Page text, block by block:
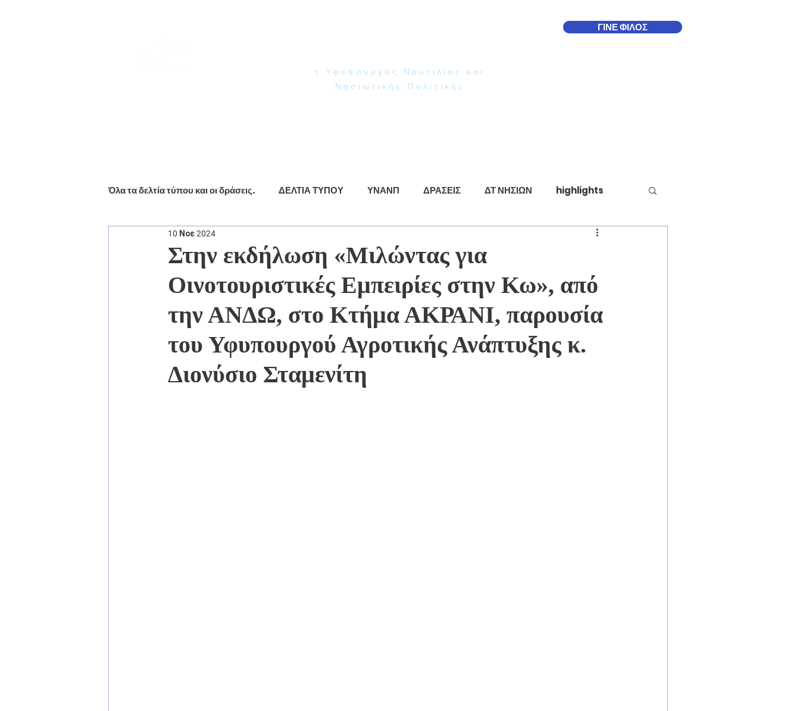
τ.Υφυπουργός Ναυτιλίας και
Νησιωτικής Πολιτικής
ΓΙΝΕ ΦΙΛΟΣ
Όλα τα δελτία τύπου και οι δράσεις. ΔΕΛΤΙΑ ΤΥΠΟΥ ΥΝΑΝΠ ΔΡΑΣΕΙΣ ΔΤ ΝΗΣΙΩΝ highlights
Στην εκδήλωση «Μιλώντας για
Οινοτουριστικές Εμπειρίες στην Κω», από
την ΑΝΔΩ, στο Κτήμα ΑΚΡΑΝΙ, παρουσία
του Υφυπουργού Αγροτικής Ανάπτυξης κ.
Διονύσιο Σταμενίτη
10 Νοε 2024